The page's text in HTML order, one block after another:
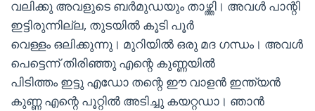
വലിക്കു അവളുടെ ബർമുഡയും താഴ്ത്തി। അവൾ പാന്റി
ഇട്ടിരുന്നില്ല, തുടയിൽ കൂടി പൂർ
വെള്ളം ഒലിക്കുന്നു। മുറിയിൽ ഒരു മദ ഗന്ധം। അവൾ
പെട്ടെന്ന് തിരിഞ്ഞു എന്റെ കുണ്ണയിൽ
പിടിത്തം ഇട്ടു എഡോ തന്റെ ഈ വാളൻ ഇന്ത്യൻ
കുണ്ണ എന്റെ പൂറ്റിൽ അടിച്ചു കയറ്റഡാ। ഞാൻ